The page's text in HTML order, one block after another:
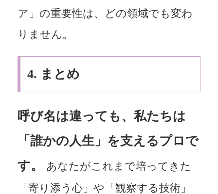
ア」の重要性は、どの領域でも変わ
りません。
4. まとめ
呼び名は違っても、私たちは
「誰かの人生」を支えるプロで
す。
あなたがこれまで培ってきた
「寄り添う心」や「観察する技術」